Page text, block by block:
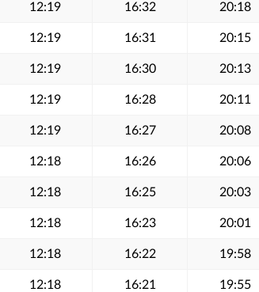
12:19 16:32 20:18
12:19 16:31 20:15
12:19 16:30 20:13
12:19 16:28 20:11
12:19 16:27 20:08
12:18 16:26 20:06
12:18 16:25 20:03
12:18 16:23 20:01
12:18 16:22 19:58
12:18 16:21 19:55